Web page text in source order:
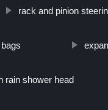
rack and pinion
rain shower head